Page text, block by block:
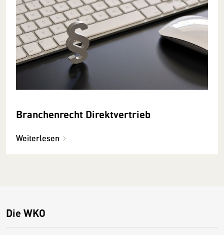
Branchenrecht Direktvertrieb
Weiterlesen
Die WKO